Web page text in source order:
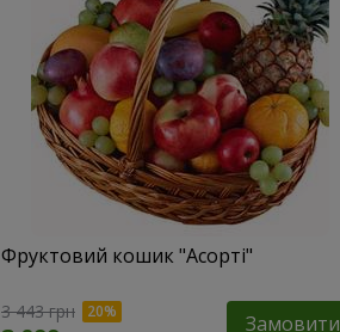
Фруктовий кошик "Асорті"
3 443 грн Замовити